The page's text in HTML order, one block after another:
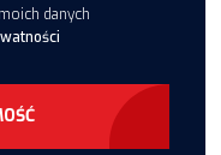
danych